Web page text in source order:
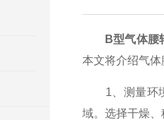
B型气体腰
本文将介绍气
1、测量环
域。选择干燥